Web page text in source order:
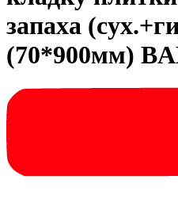
запаха
(70*900мм)